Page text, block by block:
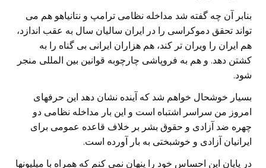
بنابر آن چه گفته شد مداخله نظامی ترامپ و نتانیاهو هم می
تواند تحقق دموکراسی را در ایران سالیان سال به عقب اندازد،
هم ایران را ویران تر کند، هم هزاران ایرانی بی گناه را به
کشتن دهد. و هم به فروپاشی چارچوبه قوانین بین المللی منجر
شود.
بسیار خوشحال خواهم شد که آینده نشان دهد این حرفهای
امروز من سراسر اشتباه است و این بار مداخله نظامی دو
چهره ضد آزادی و حقوق بشر بر خلاف قاعده عمومی برای
ایرانیان آزادی و خوشبختی به بار آورده است.
در پایان این احساس خود را پنهان نمی کنم که همراه با میلیونها